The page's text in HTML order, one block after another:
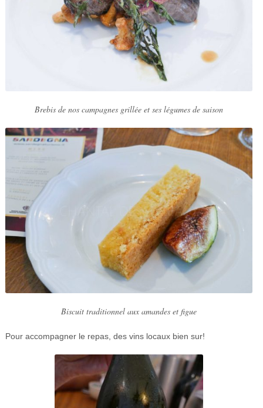
Brebis de nos campagnes grillée et ses légumes de saison
Biscuit traditionnel aux amandes et figue
Pour accompagner le repas, des vins locaux bien sur!